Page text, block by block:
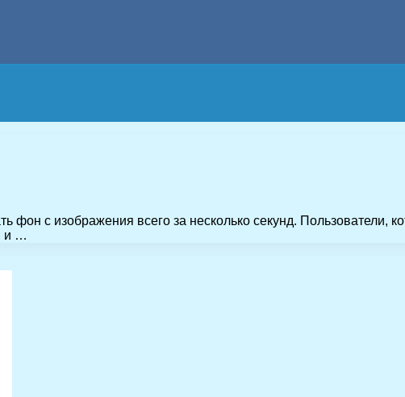
фон с изображения всего за несколько секунд. Пользователи,
и …